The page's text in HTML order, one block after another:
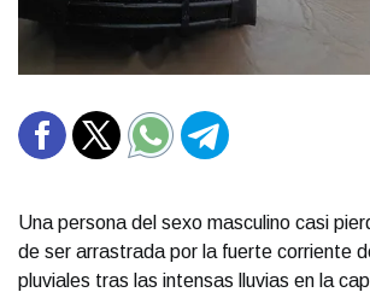
Una persona del sexo masculino casi
de ser arrastrada por la fuerte corriente
pluviales tras las intensas lluvias en la